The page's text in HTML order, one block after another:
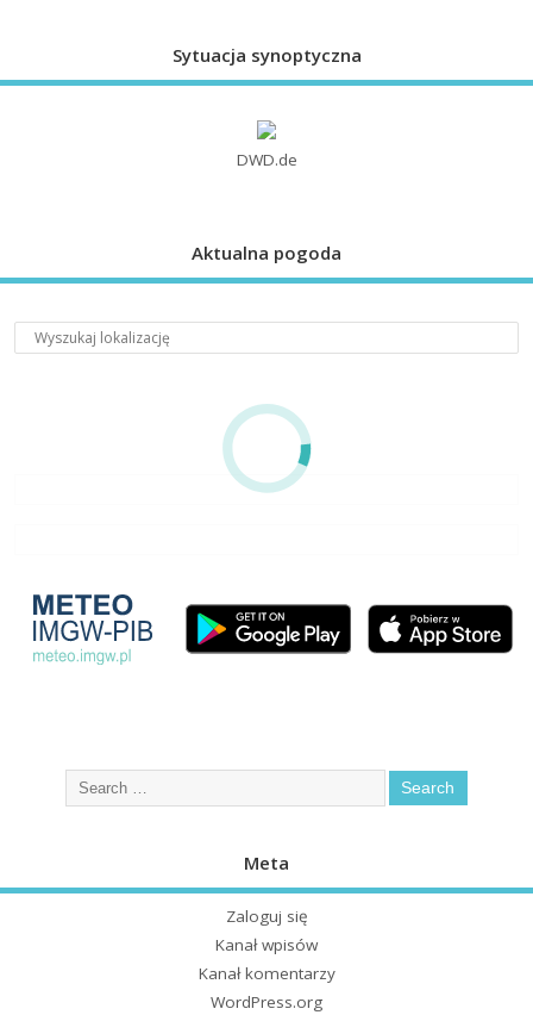
Sytuacja synoptyczna
DWD.de
Aktualna pogoda
Meta
Zaloguj się
Kanał wpisów
Kanał komentarzy
WordPress.org